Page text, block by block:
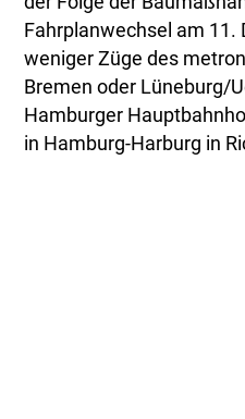
Fahrplanwechsel am 11.
weniger Züge des
Bremen oder Lüneburg/
Hamburger
in Hamburg-Harburg in